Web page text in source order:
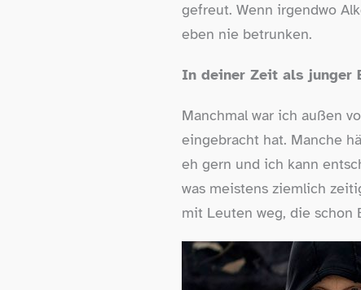
gefreut. Wenn irgendwo
eben nie betrunken.
In deiner Zeit als junger
Manchmal war ich außen
eingebracht hat. Manche
eh gern und ich kann
was meistens ziemlich
mit Leuten weg, die schon